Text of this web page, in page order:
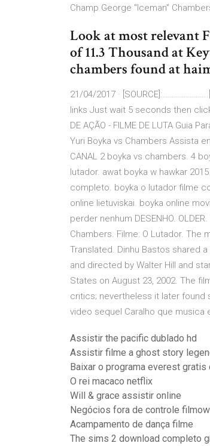
Champ George "Iceman"
Look at most relevant
of 11.3 Thousand at
chambers found at
21/04/2017 ·
links Just wait 5 seconds then click
DE AÇÃO - FILME DE LUTA Guia
Yuri Boyka vs Chambers Assista
CANAL 2 boyka vs chambers. 4
lutador. awat boyka w hawkar
completo. boyka o lutador filme
online lietuviskai. boyka online
perder nenhum DESENHO.
Chambers. Filme: O Lutador. The
Translated. Dinhu Bastos shared
and directed by Walter Hill and
States on August 23, 2002. The
critics; nevertheless it later found
Assistir the pacific dublado hd
Assistir filme a ghost story
Baixar o programa everest gratis
O rei macaco netflix
Will & grace assistir online
Negócios fora de controle filmow
Acampamento de dança filme
The sims 2 download completo